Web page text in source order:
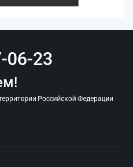
06-23
Российской Федерации